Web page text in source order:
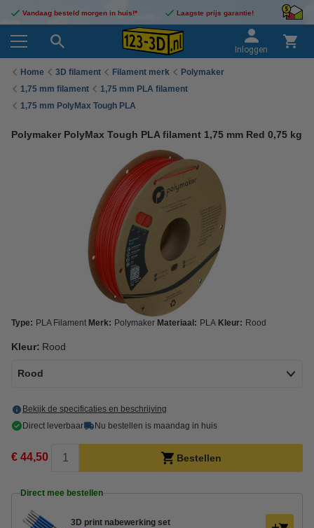
Vandaag besteld morgen in huis!* Laagste prijs garantie!
Inloggen
Home 3D filament Filament merk
Polymaker
1,75 mm filament
1,75 mm PLA filament
1,75 mm PolyMax Tough PLA
Polymaker PolyMax Tough PLA filament 1,75 mm Red 0,75 kg
Type: PLA Filament Merk: Polymaker Materiaal: PLA Kleur: Rood
Kleur: Rood
Rood
Bekijk de specificaties en beschrijving
Direct leverbaar
Nu bestellen is maandag in huis
€ 44,50 Bestellen
Direct mee bestellen
3D print nabewerking set